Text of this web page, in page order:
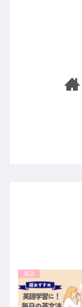
英語